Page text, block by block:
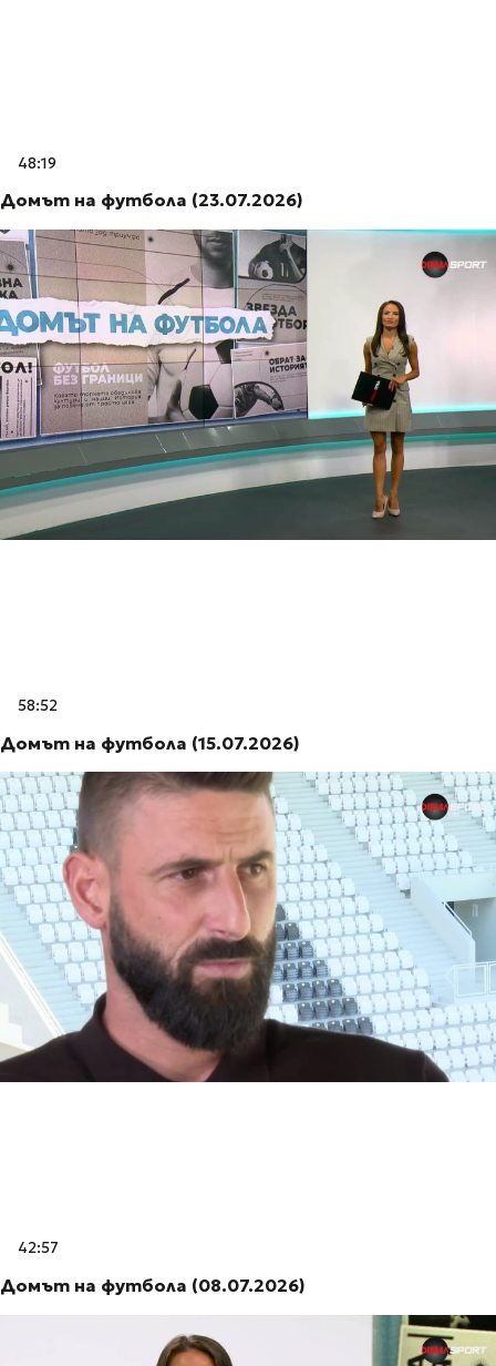
48:19
Домът на футбола (23.07.2026)
58:52
Домът на футбола (15.07.2026)
42:57
Домът на футбола (08.07.2026)